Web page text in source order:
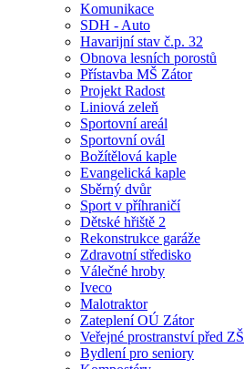
Komunikace
SDH - Auto
Havarijní stav č.p. 32
Obnova lesních porostů
Přístavba MŠ Zátor
Projekt Radost
Liniová zeleň
Sportovní areál
Sportovní ovál
Božítělová kaple
Evangelická kaple
Sběrný dvůr
Sport v příhraničí
Dětské hřiště 2
Rekonstrukce garáže
Zdravotní středisko
Válečné hroby
Iveco
Malotraktor
Zateplení OÚ Zátor
Veřejné prostranství před ZŠ
Bydlení pro seniory